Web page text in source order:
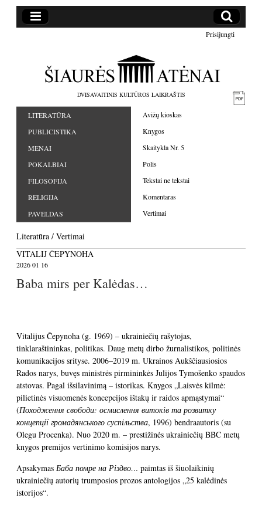
Prisijungti
DVISAVAITINIS KULTŪROS LAIKRAŠTIS
LITERATŪRA
PUBLICISTIKA
MENAI
POKALBIAI
FILOSOFIJA
RELIGIJA
PAVELDAS
Avižų kioskas
Knygos
Skaitykla Nr. 5
Polis
Tekstai ne tekstai
Komentaras
Vertimai
Literatūra / Vertimai
VITALIJ ČEPYNOHA
2026 01 16
Baba mirs per Kalėdas…
Vitalijus Čepynoha (g. 1969) – ukrainiečių rašytojas,
tinklaraštininkas, politikas. Daug metų dirbo žurnalistikos, politinės
komunikacijos srityse. 2006–2019 m. Ukrainos Aukščiausiosios
Rados narys, buvęs ministrės pirmininkės Julijos Tymošenko spaudos
atstovas. Pagal išsilavinimą – istorikas. Knygos „Laisvės kilmė:
pilietinės visuomenės koncepcijos ištakų ir raidos apmąstymai“
(Походження свободи: осмислення витоків та розвитку
концепції громадянського суспільства, 1996) bendraautoris (su
Olegu Procenka). Nuo 2020 m. – prestižinės ukrainiečių BBC metų
knygos premijos vertinimo komisijos narys.
Apsakymas Баба помре на Різдво… paimtas iš šiuolaikinių
ukrainiečių autorių trumposios prozos antologijos „25 kalėdinės
istorijos“.